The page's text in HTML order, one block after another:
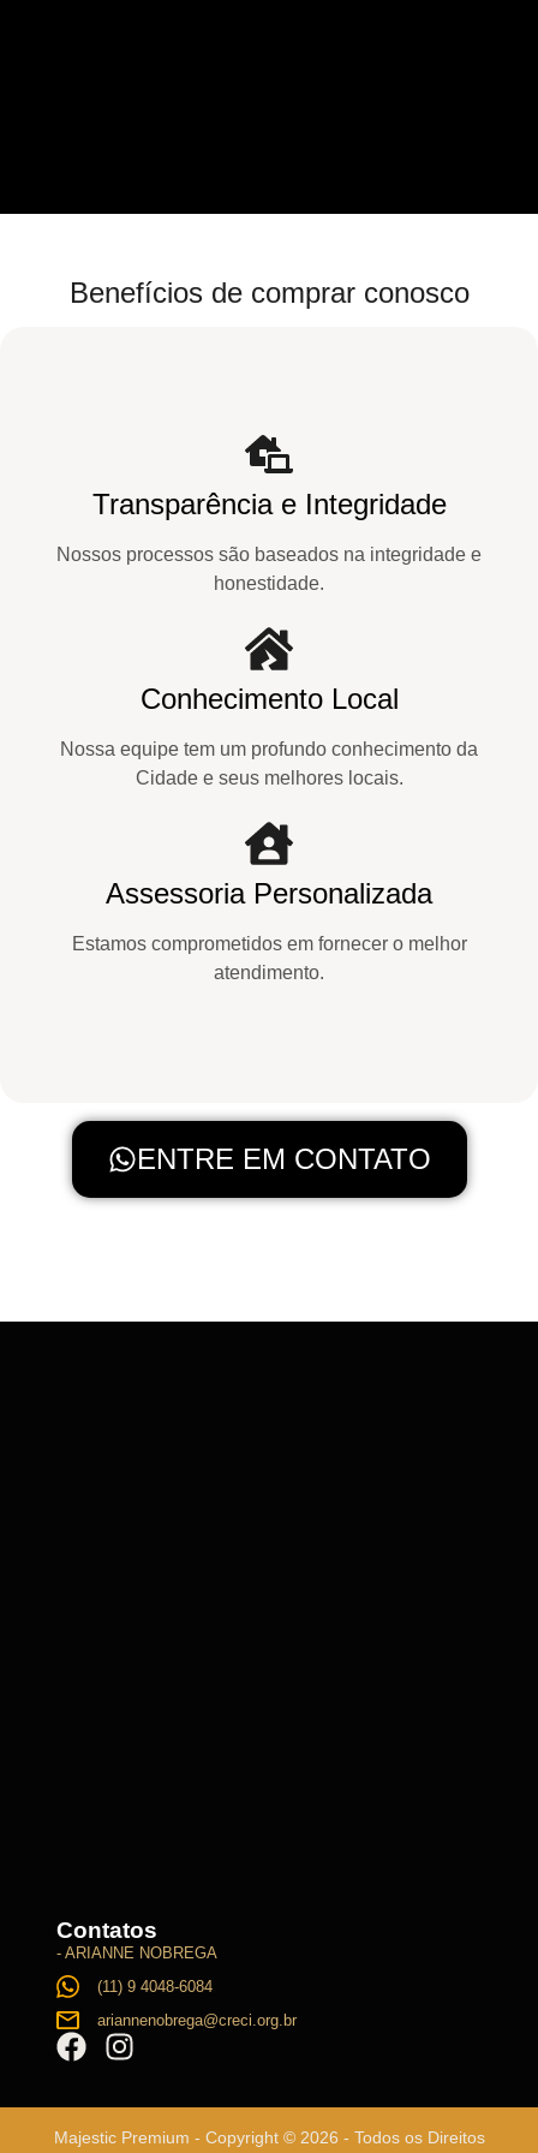
Benefícios de comprar conosco
Transparência e Integridade
Nossos processos são baseados na integridade e
honestidade.
Conhecimento Local
Nossa equipe tem um profundo conhecimento da
Cidade e seus melhores locais.
Assessoria Personalizada
Estamos comprometidos em fornecer o melhor
atendimento.
ENTRE EM CONTATO
Contatos
- ARIANNE NOBREGA
(11) 9 4048-6084
ariannenobrega@creci.org.br
Majestic Premium - Copyright © 2026 - Todos os Direitos